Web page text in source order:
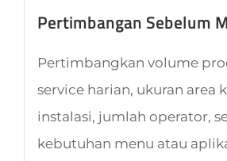
Pertimbangan Sebelum
Pertimbangkan volume
service harian, ukuran area
instalasi, jumlah operator,
kebutuhan menu atau